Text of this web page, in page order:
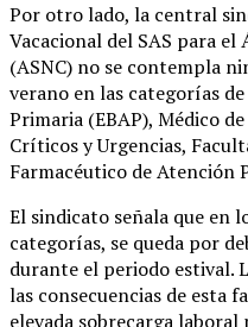
Por otro lado, la central
Vacacional del SAS para
(ASNC) no se contempla
verano en las categorías
Primaria (EBAP), Médico
Críticos y Urgencias,
Farmacéutico de Atención
El sindicato señala que en
categorías, se queda por
durante el periodo estival.
las consecuencias de esta
elevada sobrecarga